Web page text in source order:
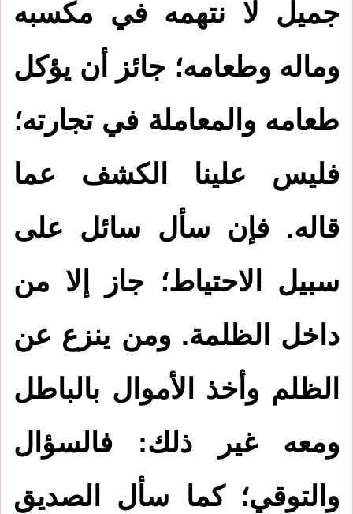
جميل لا نتهمه في مكسبه
وماله وطعامه؛ جائز أن يؤكل
طعامه والمعاملة في تجارته؛
فليس علينا الكشف عما
قاله. فإن سأل سائل على
سبيل الاحتياط؛ جاز إلا من
داخل الظلمة. ومن ينزع عن
الظلم وأخذ الأموال بالباطل
ومعه غير ذلك: فالسؤال
والتوقي؛ كما سأل الصديق